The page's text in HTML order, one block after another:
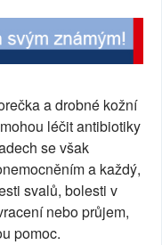
a drobné kožní
léčit antibiotiky
se však
a každý,
svalů, bolesti v
nebo průjem,
pomoc.